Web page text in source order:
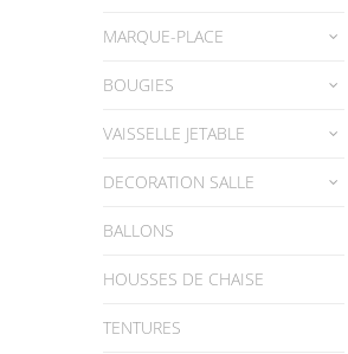
MARQUE-PLACE
BOUGIES
VAISSELLE JETABLE
DECORATION SALLE
BALLONS
HOUSSES DE CHAISE
TENTURES